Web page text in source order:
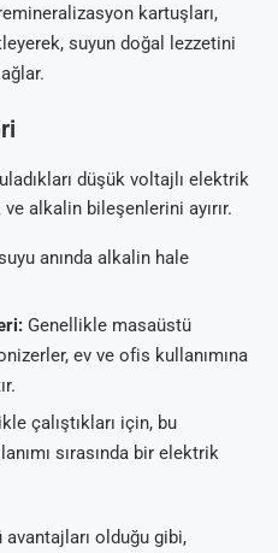
kartuşları,
suyun doğal lezzetini
düşük voltajlı elektrik
alkalin bileşenlerini ayırır.
anında alkalin hale
Genellikle masaüstü
ev ve ofis kullanımına
çalıştıkları için, bu
sırasında bir elektrik
olduğu gibi,